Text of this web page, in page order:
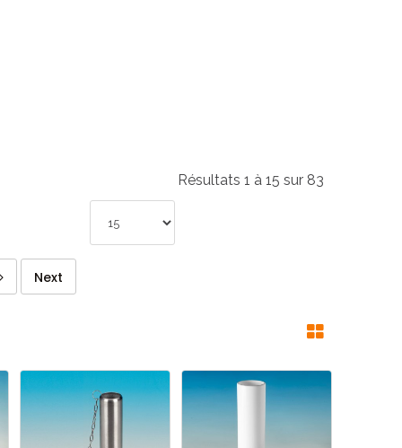
Résultats 1 à 15 sur 83
Next